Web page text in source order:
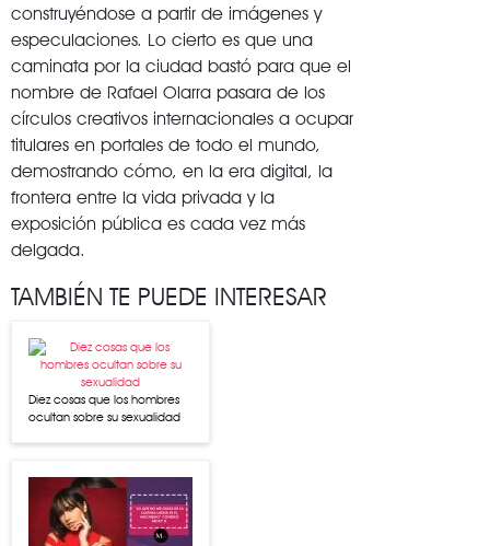
construyéndose a partir de imágenes y
especulaciones. Lo cierto es que una
caminata por la ciudad bastó para que el
nombre de Rafael Olarra pasara de los
círculos creativos internacionales a ocupar
titulares en portales de todo el mundo,
demostrando cómo, en la era digital, la
frontera entre la vida privada y la
exposición pública es cada vez más
delgada.
TAMBIÉN TE PUEDE INTERESAR
Diez cosas que los hombres
ocultan sobre su sexualidad